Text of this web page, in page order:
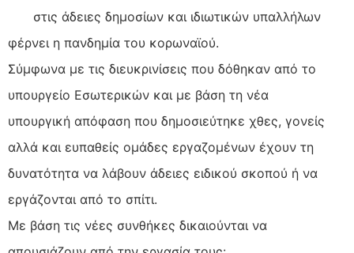
στις άδειες δημοσίων και ιδιωτικών υπαλλήλων
φέρνει η πανδημία του κορωναϊού.
Σύμφωνα με τις διευκρινίσεις που δόθηκαν από το
υπουργείο Εσωτερικών και με βάση τη νέα
υπουργική απόφαση που δημοσιεύτηκε χθες, γονείς
αλλά και ευπαθείς ομάδες εργαζομένων έχουν τη
δυνατότητα να λάβουν άδειες ειδικού σκοπού ή να
εργάζονται από το σπίτι.
Με βάση τις νέες συνθήκες δικαιούνται να